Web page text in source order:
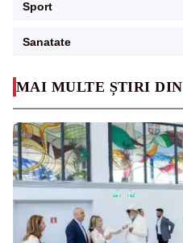
MAI MULTE ȘTIRI DIN
Sport
Sanatate